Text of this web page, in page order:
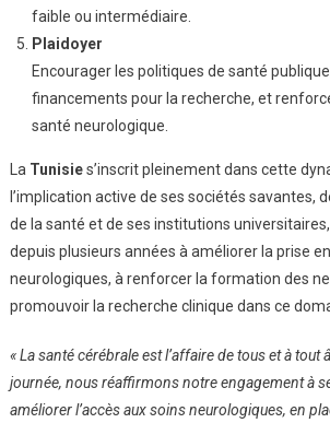
faible ou intermédiaire.
Plaidoyer
Encourager les politiques de santé
financements pour la recherche, et
santé neurologique.
La Tunisies’inscrit pleinement dans cette
l’implication active de ses sociétés savantes,
de la santé et de ses institutions
depuis plusieurs années à améliorer la prise
neurologiques, à renforcer la formation des
promouvoir la recherche clinique dans ce
« La santé cérébrale est l’affaire de tous et à tout
journée, nous réaffirmons notre engagement à
améliorer l’accès aux soins neurologiques, en